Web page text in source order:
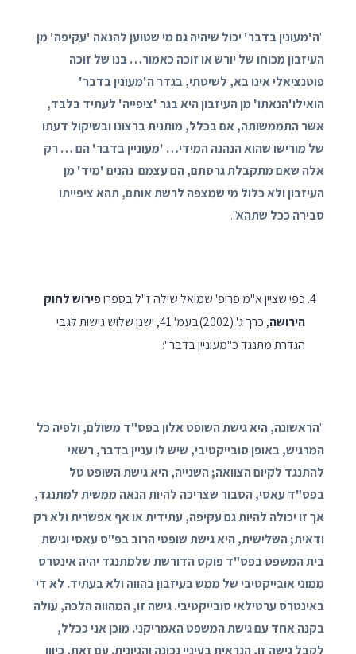
"ה'מעונין בדבר' יכול שיהיה גם מי שטוען להנאה 'עקיפה' מן
העיזבון מכוחו של יורש או זוכה כאמור… בנו של זוכה
פוטנציאלי אינו בא, לשיטתי, בגדר ה'מעונין בדבר'
הואילו'הנאתו' מן העיזבון היא בגר 'ציפייה' לעתיד בלבד,
אשר התממשותה, אם בכלל, מותנית ברצונו ובשיקול דעתו
של מורישו שהוא הנהנה המידי… 'מעוניין בדבר' הם … רק
אלה שאם מתקבלת גרסתם, הם עצמם נהנים 'מיד' מן
העיזבון ולא כלול מי שמצפה לרשת אותם, תהא ציפייתו
סבירה ככל שתהא".
כפי שציין א"מ פרופ' שמואל שילה ז"ל בספרופירוש לחוק
הירושה
, כרך ג' (2002)בעמ' 41, ישנן שלוש גישות לגבי
הגדרת מתנגד כ"מעוניין בדבר":
"הראשונה, היא גישת השופט אלון בפס"ד משולם, ולפיה כל
המרגיש, באופן סובייקטיבי, שיש לו עניין בדבר, רשאי
להתנגד לקיום הצוואה; השנייה, היא גישת השופט טל
בפס"ד עאסי, הסבור שצריכה להיות הנאה ממשית למתנגד,
אך זו יכולה להיות גם עקיפה, עתידית או אף אפשרית ולא רק
ודאית; השלישית, היא גישת שופטי הרוב בפ"ס עאסי וגישת
בית המשפט בפס"ד פוקס הדורשת שלמתנגד יהיה אינטרס
ממוני אובייקטיבי של ממש בעיזבון בהווה ולא בעתיד. לא די
באינטרס ערטילאי סובייקטיבי. גישה זו, המהווה הלכה, עולה
בקנה אחד עם גישת המשפט האמריקני. מוכן אני ככלל,
לקבל גישה זו, הנראית בעיניי נכונה והגיונית. עם זאת, כיוון